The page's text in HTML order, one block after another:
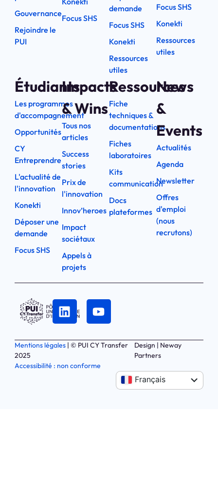
Gouvernance
Rejoindre le
PUI
Focus SHS
demande
Focus SHS
Konekti
Ressources
utiles
Focus SHS
Konekti
Ressources
utiles
Étudiants
Les programmes
d'accompagnement
Opportunités
CY
Entreprendre
L'actualité de
l'innovation
Konekti
Déposer une
demande
Focus SHS
Impacts
& Wins
Tous nos
articles
Success
stories
Prix de
l'innovation
Innov’heroes
Impact
sociétaux
Appels à
projets
Ressources
Fiche
techniques &
documentations
Fiches
laboratoires
Kits
communication
Docs
plateformes
News
&
Events
Actualités
Agenda
Newsletter
Offres
d'emploi
(nous
recrutons)
Mentions légales | © PUI CY Transfer
2025
Accessibilité : non conforme
Design | Neway
Partners
Anglais
Français